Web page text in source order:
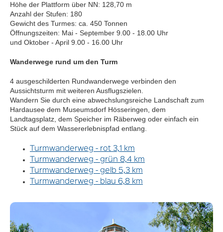
Höhe der Plattform über NN: 128,70 m
Anzahl der Stufen: 180
Gewicht des Turmes: ca. 450 Tonnen
Öffnungszeiten: Mai - September 9.00 - 18.00 Uhr
und Oktober - April 9.00 - 16.00 Uhr
Wanderwege rund um den Turm
4 ausgeschilderten Rundwanderwege verbinden den
Aussichtsturm mit weiteren Ausflugszielen.
Wandern Sie durch eine abwechslungsreiche Landschaft zum
Hardausee dem Museumsdorf Hösseringen, dem
Landtagsplatz, dem Speicher im Räberweg oder einfach ein
Stück auf dem Wassererlebnispfad entlang.
Turmwanderweg - rot 3,1 km
Turmwanderweg - grün 8,4 km
Turmwanderweg - gelb 5,3 km
Turmwanderweg - blau 6,8 km